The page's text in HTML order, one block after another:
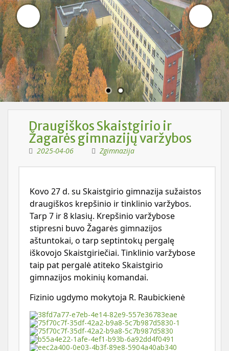
Draugiškos Skaistgirio ir
Žagarės gimnazijų varžybos
2025-04-06 Zgimnazija
Kovo 27 d. su Skaistgirio gimnazija sužaistos
draugiškos krepšinio ir tinklinio varžybos.
Tarp 7 ir 8 klasių. Krepšinio varžybose
stipresni buvo Žagarės gimnazijos
aštuntokai, o tarp septintokų pergalę
iškovojo Skaistgiriečiai. Tinklinio varžybose
taip pat pergalė atiteko Skaistgirio
gimnazijos mokinių komandai.
Fizinio ugdymo mokytoja R. Raubickienė